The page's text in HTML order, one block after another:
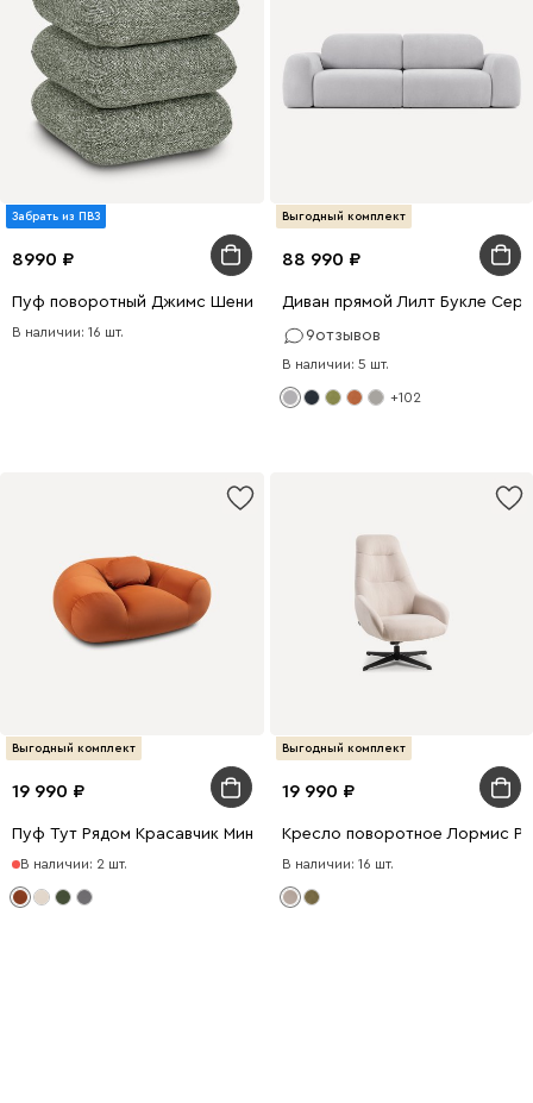
Забрать из ПВЗ
8990
Пуф поворотный Джимс Шенилл Зеленый
В наличии: 16 шт.
Выгодный комплект
88 990
Диван прямой Лилт Букле
9отзывов
В наличии: 5 шт.
+102
Выгодный комплект
19 990
Пуф Тут Рядом Красавчик Мини Велюр Оранжевый
В наличии: 2 шт.
Выгодный комплект
19 990
Кресло поворотное Лормис
В наличии: 16 шт.